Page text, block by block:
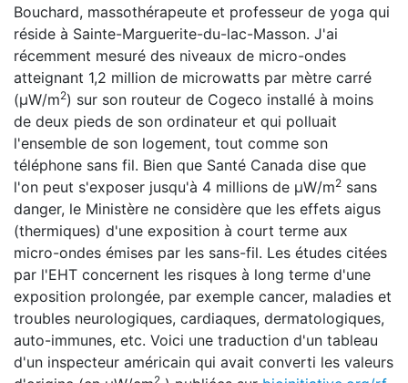
Bouchard, massothérapeute et professeur de yoga qui
réside à Sainte-Marguerite-du-lac-Masson. J'ai
récemment mesuré des niveaux de micro-ondes
atteignant 1,2 million de microwatts par mètre carré
(μW/m2) sur son routeur de Cogeco installé à moins
de deux pieds de son ordinateur et qui polluait
l'ensemble de son logement, tout comme son
téléphone sans fil. Bien que Santé Canada dise que
l'on peut s'exposer jusqu'à 4 millions de μW/m2 sans
danger, le Ministère ne considère que les effets aigus
(thermiques) d'une exposition à court terme aux
micro-ondes émises par les sans-fil. Les études citées
par l'EHT concernent les risques à long terme d'une
exposition prolongée, par exemple cancer, maladies et
troubles neurologiques, cardiaques, dermatologiques,
auto-immunes, etc. Voici une traduction d'un tableau
d'un inspecteur américain qui avait converti les valeurs
2